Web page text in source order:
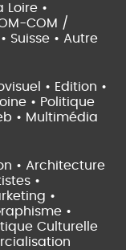
Loire •
COM /
Suisse • Autre
• Edition •
• Politique
• Multimédia
• Architecture
•
•
•
Culturelle